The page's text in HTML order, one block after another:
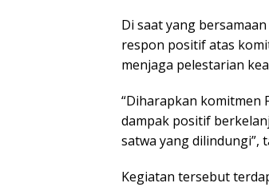
Di saat yang
respon positif atas
menjaga pelestarian
“Diharapkan komitmen
dampak positif
satwa yang dilindungi”,
Kegiatan tersebut